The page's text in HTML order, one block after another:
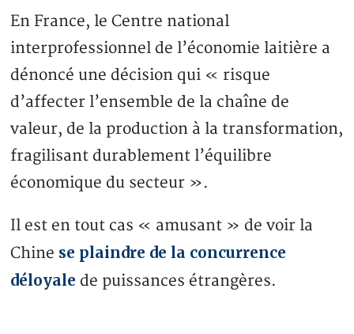
En France, le Centre national
interprofessionnel de l’économie laitière a
dénoncé une décision qui « risque
d’affecter l’ensemble de la chaîne de
valeur, de la production à la transformation,
fragilisant durablement l’équilibre
économique du secteur ».
Il est en tout cas « amusant » de voir la
Chine se plaindre de la concurrence
déloyale de puissances étrangères.